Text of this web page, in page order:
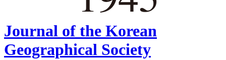
Journal of the Korean
Geographical Society